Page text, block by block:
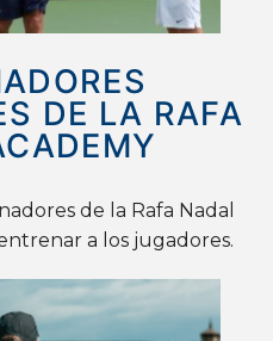
DE LA RAFA
de la Rafa Nadal
a los jugadores.